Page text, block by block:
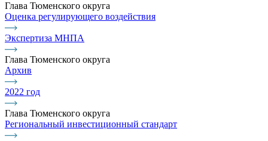
Глава Тюменского округа
Оценка регулирующего воздействия
Экспертиза МНПА
Глава Тюменского округа
Архив
2022 год
Глава Тюменского округа
Региональный инвестиционный стандарт